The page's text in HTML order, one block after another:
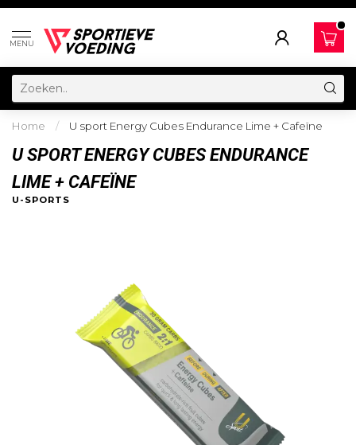
MENU
Home / U sport Energy Cubes Endurance Lime + Cafeïne
U SPORT ENERGY CUBES ENDURANCE
LIME + CAFEÏNE
U-SPORTS